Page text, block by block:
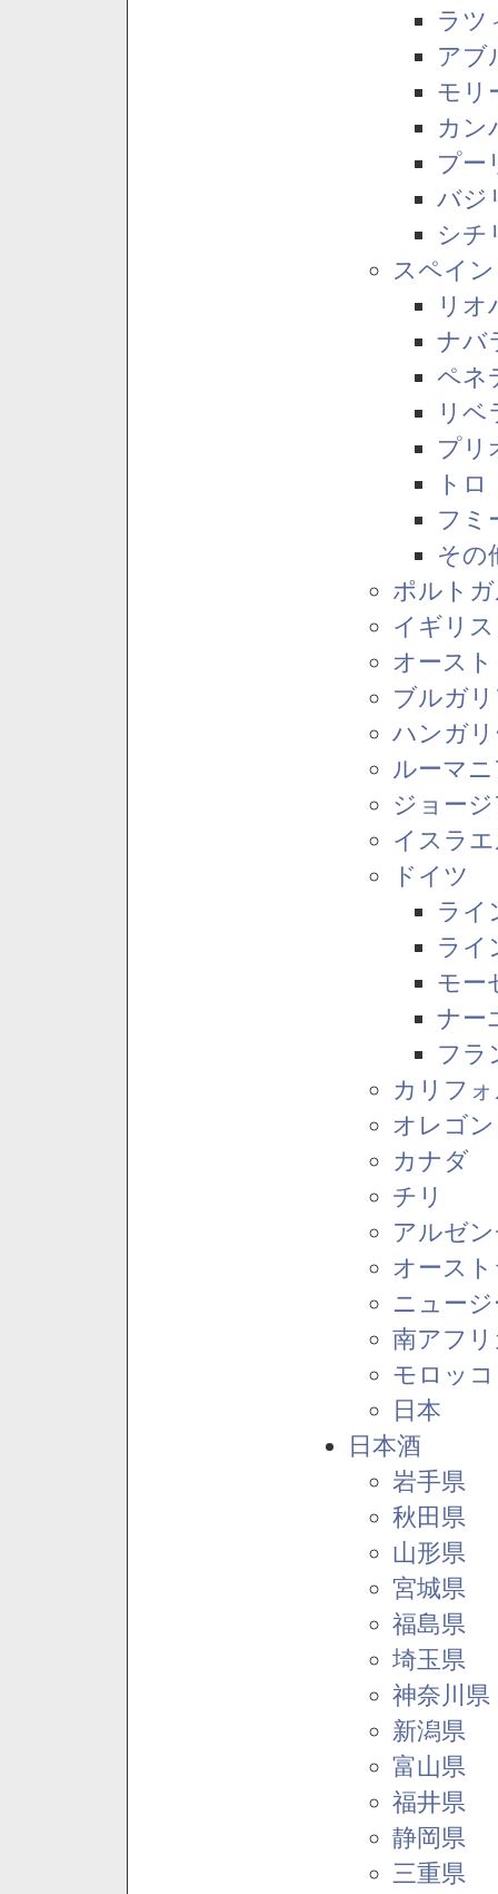
ラツ
アブ
モリ
カン
プー
バジ
シチ
スペイン
リオ
ナバ
ペネ
リベ
プリ
トロ
フミ
その
ポルト
イギリス
オース
ブルガ
ハンガ
ルーマ
ジョー
イスラ
ドイツ
ライ
ライ
モー
ナー
フラ
カリフ
オレゴ
カナダ
チリ
アルゼ
オース
ニュー
南アフ
モロッコ
日本
日本酒
岩手県
秋田県
山形県
宮城県
福島県
埼玉県
神奈川県
新潟県
富山県
福井県
静岡県
三重県